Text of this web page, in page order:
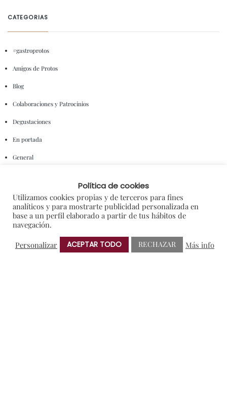
CATEGORIAS
#gastroprotos
Amigos de Protos
Blog
Colaboraciones y Patrocinios
Degustaciones
En portada
General
Notas de Prensa
Premios
Sorteos
Política de cookies
Utilizamos cookies propias y de terceros para fines
analíticos y para mostrarte publicidad personalizada en
base a un perfil elaborado a partir de tus hábitos de
navegación.
Personalizar
ACEPTAR TODO RECHAZAR Más info